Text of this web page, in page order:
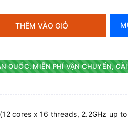
THÊM VÀO GIỎ
QUỐC, MIỄN PHÍ VẬN CHUYỂN,
cores x 16 threads, 2.2GHz up